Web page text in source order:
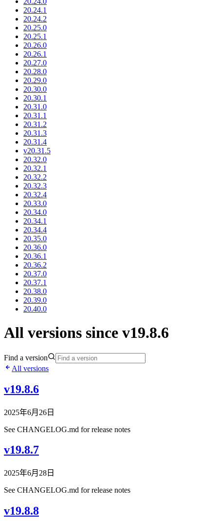
20.24.1
20.24.2
20.25.0
20.25.1
20.26.0
20.26.1
20.27.0
20.28.0
20.29.0
20.30.0
20.30.1
20.31.0
20.31.1
20.31.2
20.31.3
20.31.4
v20.31.5
20.32.0
20.32.1
20.32.2
20.32.3
20.32.4
20.33.0
20.34.0
20.34.1
20.34.4
20.35.0
20.36.0
20.36.1
20.36.2
20.37.0
20.37.1
20.38.0
20.39.0
20.40.0
All versions since v19.8.6
Find a version
All versions
v19.8.6
2025年6月26日
See CHANGELOG.md for release notes
v19.8.7
2025年6月28日
See CHANGELOG.md for release notes
v19.8.8